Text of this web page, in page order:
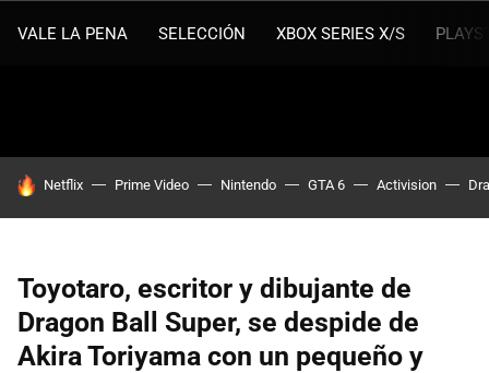
VALE LA PENA SELECCIÓN XBOX SERIES X/S
HOY SE HABLA DE
Netflix Prime Video Nintendo GTA 6 Activision
Toyotaro, escritor y dibujante de
Dragon Ball Super, se despide de
Akira Toriyama con un pequeño y